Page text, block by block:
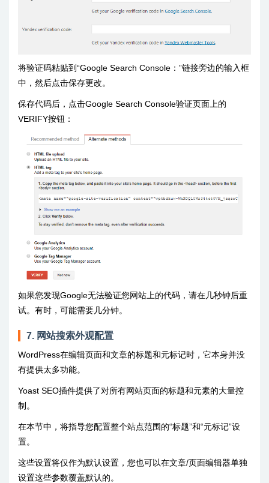
将验证码粘贴到“Google Search Console：”链接旁边的输入框
中，然后点击保存更改。
保存代码后，点击Google Search Console验证页面上的
VERIFY按钮：
如果您发现Google无法验证您网站上的代码，请在几秒钟后重
试。有时，可能需要几分钟。
7. 网站搜索外观配置
WordPress在编辑页面和文章的标题和元标记时，它本身并没
有提供太多功能。
Yoast SEO插件提供了对所有网站页面的标题和元素的大量控
制。
在本节中，将指导您配置整个站点范围的“标题”和“元标记”设
置。
这些设置将仅作为默认设置，您也可以在文章/页面编辑器单独
设置这些参数覆盖默认的。